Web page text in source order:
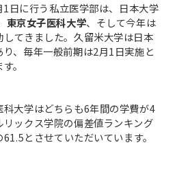
日に行う私立医学部は、日本大学
東京女子医科大学、そして今年は
してきました。久留米大学は日本
、毎年一般前期は2月1日実施と
。
大学はどちらも6年間の学費が4
ックス学院の偏差値ランキング
とさせていただいています。